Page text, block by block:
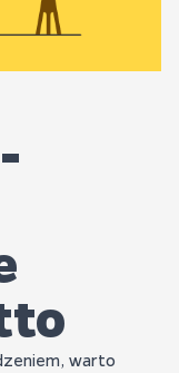
warto